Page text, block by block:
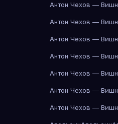
Антон Чехов —
Антон Чехов —
Антон Чехов —
Антон Чехов —
Антон Чехов —
Антон Чехов —
Антон Чехов —